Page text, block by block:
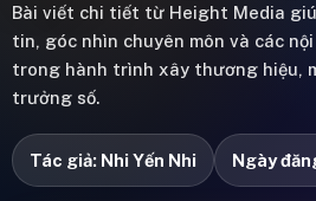
Bài viết chi tiết từ Height Media
tin, góc nhìn chuyên môn và các
trong hành trình xây thương hiệu,
trưởng số.
Tác giả: Nhi Yến Nhi Ngày